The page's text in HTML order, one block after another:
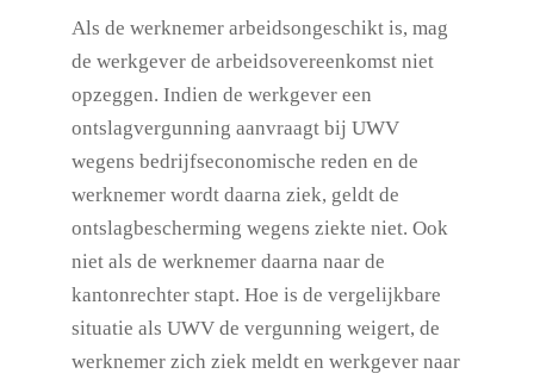
Als de werknemer arbeidsongeschikt is, mag
de werkgever de arbeidsovereenkomst niet
opzeggen. Indien de werkgever een
ontslagvergunning aanvraagt bij UWV
wegens bedrijfseconomische reden en de
werknemer wordt daarna ziek, geldt de
ontslagbescherming wegens ziekte niet. Ook
niet als de werknemer daarna naar de
kantonrechter stapt. Hoe is de vergelijkbare
situatie als UWV de vergunning weigert, de
werknemer zich ziek meldt en werkgever naar